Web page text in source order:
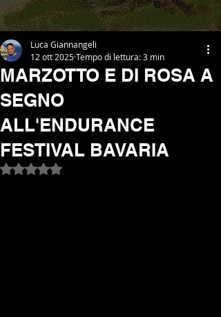
MARZOTTO E DI ROSA A
SEGNO
ALL'ENDURANCE
FESTIVAL BAVARIA
Luca Giannangeli
12 ott 2025Tempo di lettura: 3 min
Valutazione NaN stelle su 5.